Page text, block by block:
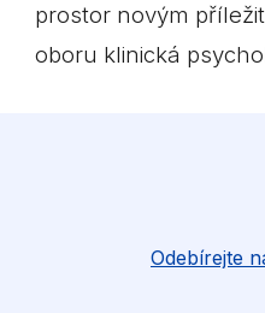
prostor novým
oboru klinická
Odebírejte